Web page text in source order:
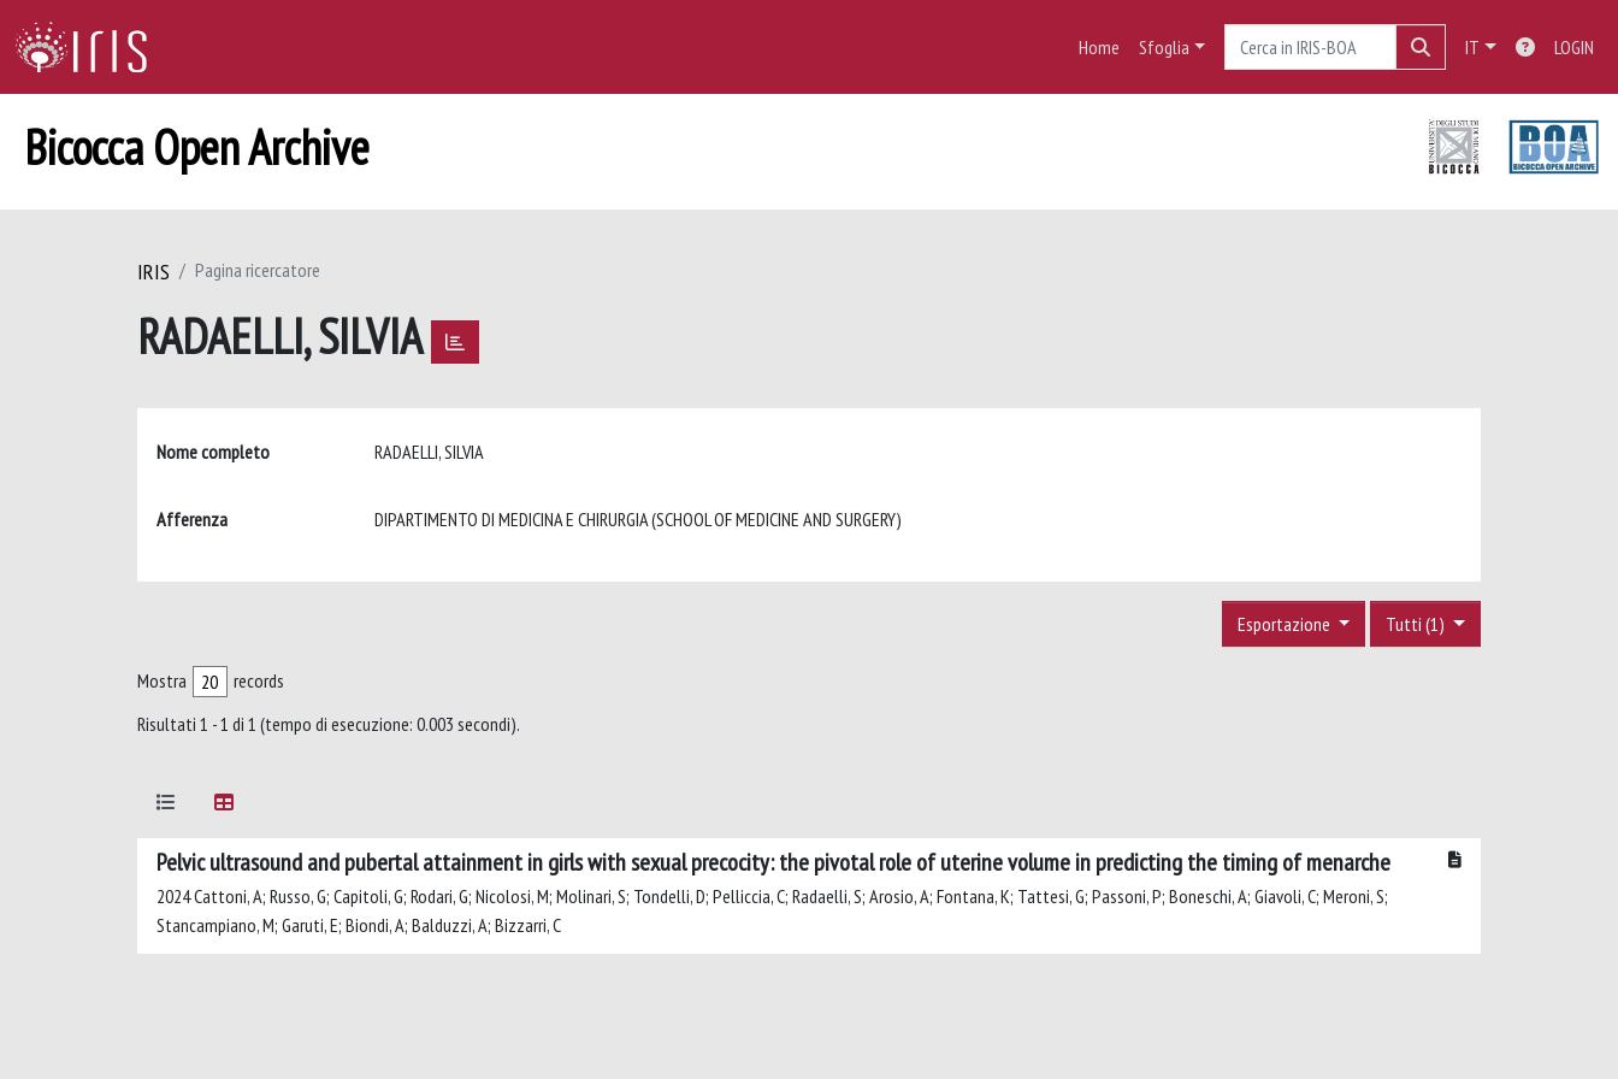
Home Sfoglia IT LOGIN
Bicocca Open Archive
IRIS Pagina ricercatore
RADAELLI, SILVIA
Nome completo RADAELLI, SILVIA
Afferenza DIPARTIMENTO DI MEDICINA E CHIRURGIA (SCHOOL OF MEDICINE AND SURGERY)
Tutti (1)
Esportazione
Mostra
records
Risultati 1 - 1 di 1 (tempo di esecuzione: 0.003 secondi).
Pelvic ultrasound and pubertal attainment in girls with sexual precocity: the pivotal role of uterine volume in predicting the timing of menarche
2024 Cattoni, A; Russo, G; Capitoli, G; Rodari, G; Nicolosi, M; Molinari, S; Tondelli, D; Pelliccia, C; Radaelli, S; Arosio, A; Fontana, K; Tattesi, G; Passoni, P; Boneschi, A; Giavoli, C; Meroni, S;
Stancampiano, M; Garuti, E; Biondi, A; Balduzzi, A; Bizzarri, C